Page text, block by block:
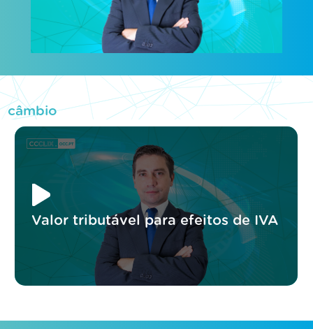
câmbio
Valor tributável para efeitos de IVA